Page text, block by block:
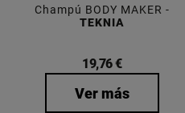
Champú BODY MAKER -
TEKNIA
19,76 €
Ver más